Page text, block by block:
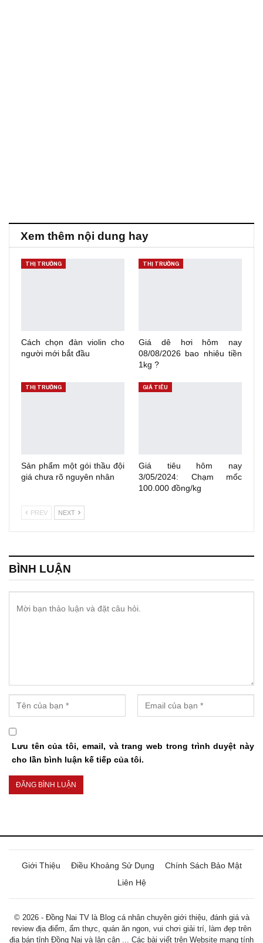
Xem thêm nội dung hay
THỊ TRƯỜNG
Cách chọn đàn violin cho
người mới bắt đầu
THỊ TRƯỜNG
Giá dê hơi hôm nay
08/08/2026 bao nhiêu tiền
1kg ?
THỊ TRƯỜNG
Sản phẩm một gói thầu đội
giá chưa rõ nguyên nhân
GIÁ TIÊU
Giá tiêu hôm nay
3/05/2024: Chạm mốc
100.000 đồng/kg
PREV NEXT
BÌNH LUẬN
Lưu tên của tôi, email, và trang web trong trình duyệt này
cho lần bình luận kế tiếp của tôi.
Giới Thiệu Điều Khoảng Sử Dụng
Chính Sách Bảo Mật
Liên Hệ
© 2026 - Đồng Nai TV là Blog cá nhân chuyên giới thiệu, đánh giá và
review địa điểm, ẩm thực, quán ăn ngon, vui chơi giải trí, làm đẹp trên
địa bán tỉnh Đồng Nai và lân cận ... Các bài viết trên Website mang tính